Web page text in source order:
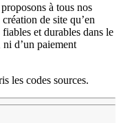
à tous nos
de site qu’en
et durables dans le
ni d’un paiement
les codes sources.